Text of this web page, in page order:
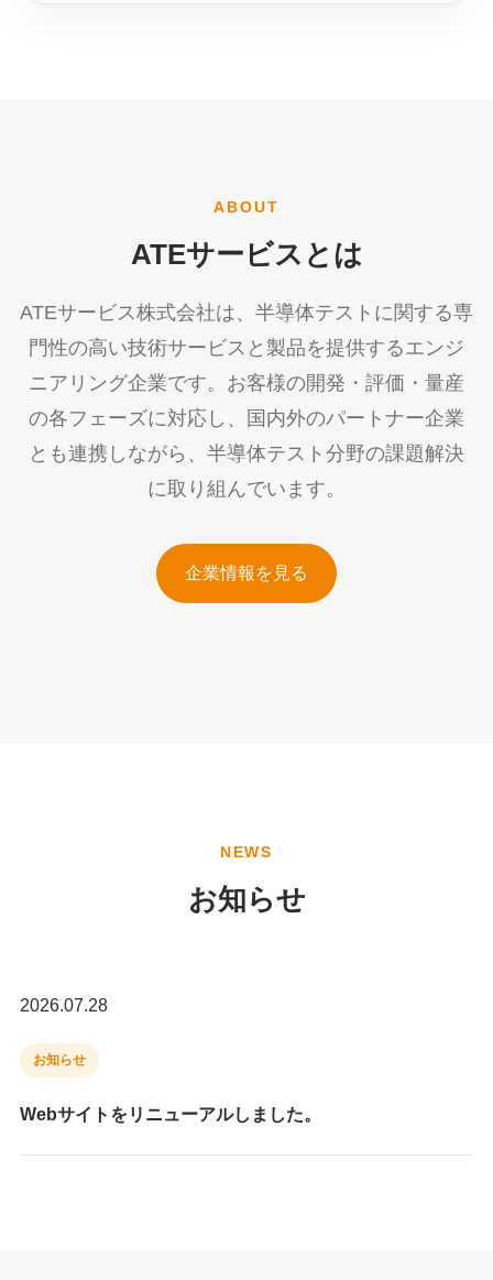
ABOUT
ATEサービスとは
ATEサービス株式会社は、半導体テストに関する専
門性の高い技術サービスと製品を提供するエンジ
ニアリング企業です。お客様の開発・評価・量産
の各フェーズに対応し、国内外のパートナー企業
とも連携しながら、半導体テスト分野の課題解決
に取り組んでいます。
企業情報を見る
NEWS
お知らせ
2026.07.28
お知らせ
Webサイトをリニューアルしました。